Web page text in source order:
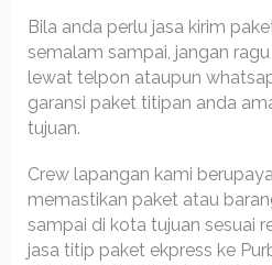
Bila anda perlu jasa kirim
semalam sampai, jangan
lewat telpon ataupun
garansi paket titipan anda
tujuan.
Crew lapangan kami
memastikan paket atau
sampai di kota tujuan sesuai
jasa titip paket ekpress ke